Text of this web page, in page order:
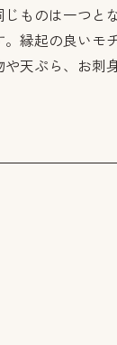
ものは一つと
縁起の良いモ
や天ぷら、お刺